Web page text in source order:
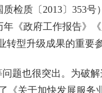
检质〔 2013〕 353号
年《政府工作报告》
型升级成果的重要
题也很突出。为破
《关于加快发展服务